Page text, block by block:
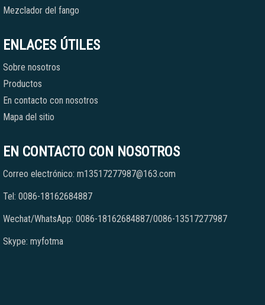
Mezclador del fango
ENLACES ÚTILES
Sobre nosotros
Productos
En contacto con nosotros
Mapa del sitio
EN CONTACTO CON NOSOTROS
Correo electrónico: m13517277987@163.com
Tel: 0086-18162684887
Wechat/WhatsApp: 0086-18162684887/0086-13517277987
Skype: myfotma